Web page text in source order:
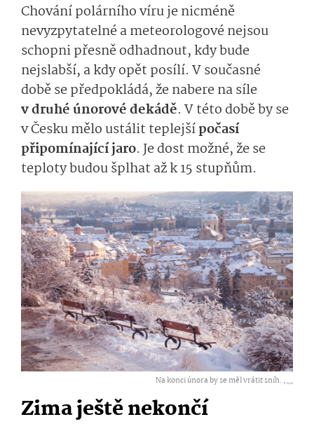
Chování polárního víru je nicméně
nevyzpytatelné a meteorologové nejsou
schopni přesně odhadnout, kdy bude
nejslabší, a kdy opět posílí. V současné
době se předpokládá, že nabere na síle
v druhé únorové dekádě. V této době by se
v Česku mělo ustálit teplejšípočasí
připomínající jaro. Je dost možné, že se
teploty budou šplhat až k 15 stupňům.
Na konci února by se měl vrátit sníh. ,...
Zima ještě nekončí